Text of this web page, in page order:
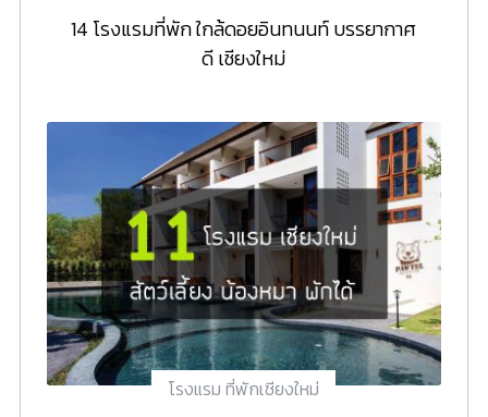
14 โรงแรมที่พัก ใกล้ดอยอินทนนท์ บรรยากาศ
ดี เชียงใหม่
โรงแรม ที่พักเชียงใหม่